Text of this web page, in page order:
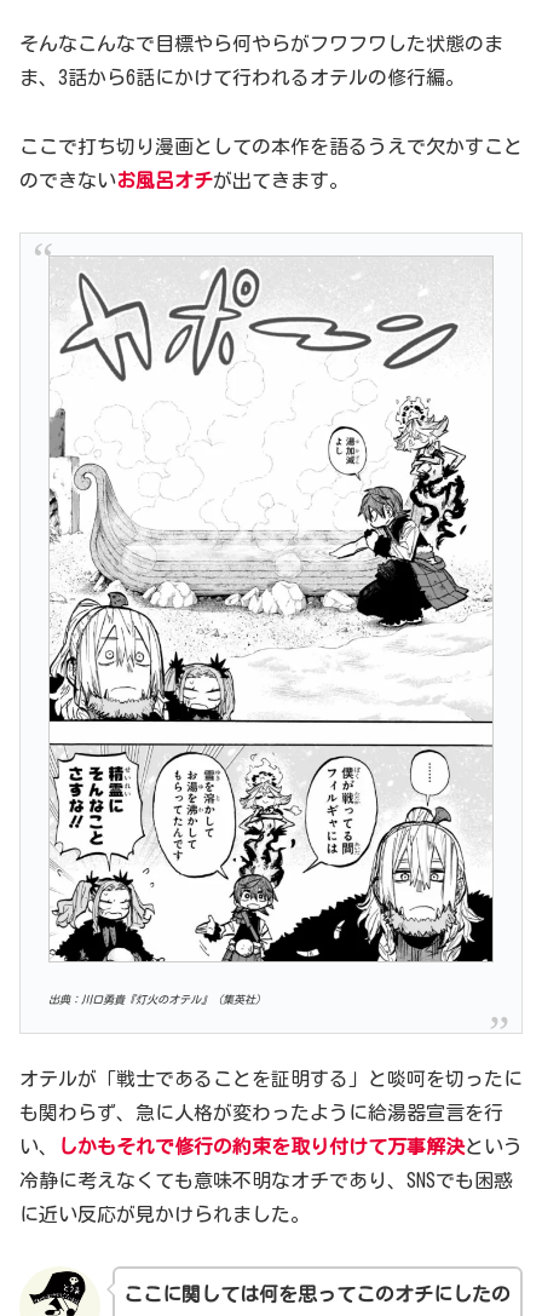
そんなこんなで目標やら何やらがフワフワした状態のま
ま、3話から6話にかけて行われるオテルの修行編。
ここで打ち切り漫画としての本作を語るうえで欠かすこと
のできないお風呂オチが出てきます。
出典：川口勇貴『灯火のオテル』（集英社）
オテルが「戦士であることを証明する」と啖呵を切ったに
も関わらず、急に人格が変わったように給湯器宣言を行
い、
しかもそれで修行の約束を取り付けて万事解決という
冷静に考えなくても意味不明なオチであり、SNSでも困惑
に近い反応が見かけられました。
ここに関しては何を思ってこのオチにしたの